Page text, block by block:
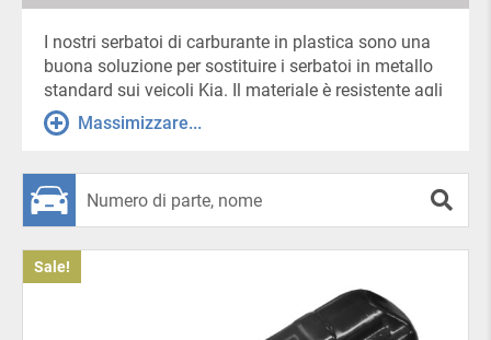
I nostri serbatoi di carburante in plastica sono una
buona soluzione per sostituire i serbatoi in metallo
standard sui veicoli Kia. Il materiale è resistente agli
urti e può sopportare senza conseguenze gli effetti
del carburante e degli additivi (il polimero è
serbatoio del carburante sono posizionati in modo
standard, in conformità con le specifiche di fabbrica
Pertanto, la sostituzione richiede un tempo minimo
(se non vi sono danni alla carrozzeria). All’interno
del serbatoio sono presenti nervature di
Massimizzare...
Sale!